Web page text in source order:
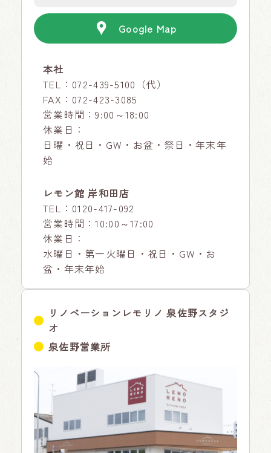
Google Map
本社
TEL： 072-439-5100 （代）
FAX：072-423-3085
営業時間：9:00～18:00
休業日：
日曜・祝日・GW・お盆・祭日・年末年
始
レモン館 岸和田店
TEL： 0120-417-092
営業時間：10:00～17:00
休業日：
水曜日・第一火曜日・祝日・GW・お
盆・年末年始
リノベーションレモリノ 泉佐野スタジ
オ
泉佐野営業所